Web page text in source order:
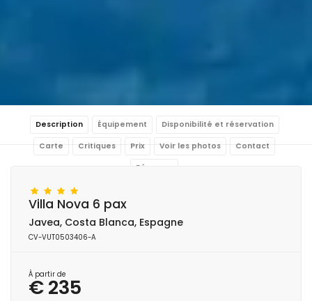
Description Équipement Disponibilité et réservation
Carte Critiques Prix Voir les photos Contact
Réserver
Villa Nova 6 pax
Javea, Costa Blanca, Espagne
CV-VUT0503406-A
À partir de
€ 235